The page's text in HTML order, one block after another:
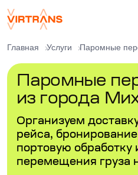
Главная Услуги Паромные
Паромные
из города
Организуем
рейса,
портовую обработку
перемещения груза